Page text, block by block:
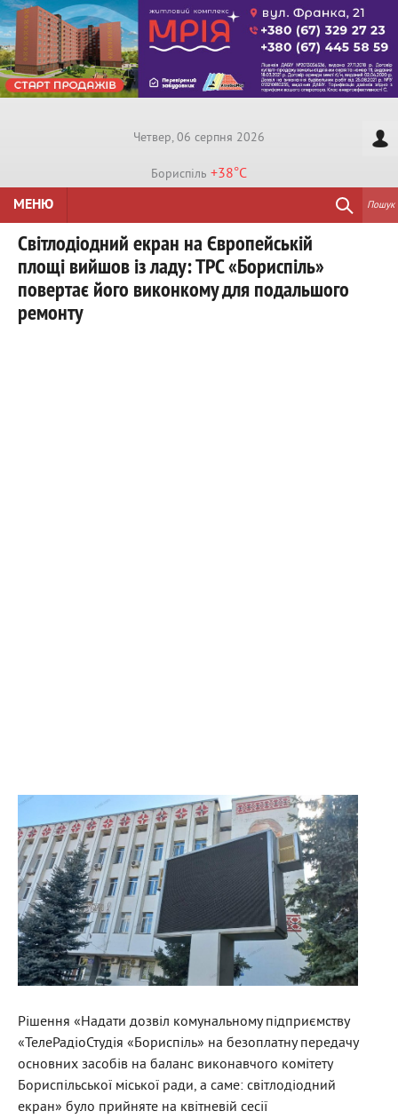
Четвер, 06 серпня 2026
Бориспiль +38°C
МЕНЮ
Пошук
Світлодіодний екран на Європейській
площі вийшов із ладу: ТРС «Бориспіль»
повертає його виконкому для подальшого
ремонту
Рішення «Надати дозвіл комунальному підприємству
«ТелеРадіоСтудія «Бориспіль» на безоплатну передачу
основних засобів на баланс виконавчого комітету
Бориспільської міської ради, а саме: світлодіодний
екран» було прийняте на квітневій сесії